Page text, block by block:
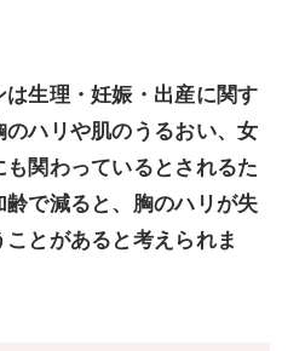
は生理・妊娠・出産に関す
ハリや肌のうるおい、女
関わっているとされるた
で減ると、胸のハリが失
とがあると考えられま